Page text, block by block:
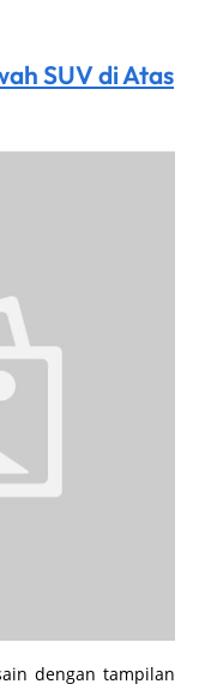
SUV di Atas
dengan tampilan